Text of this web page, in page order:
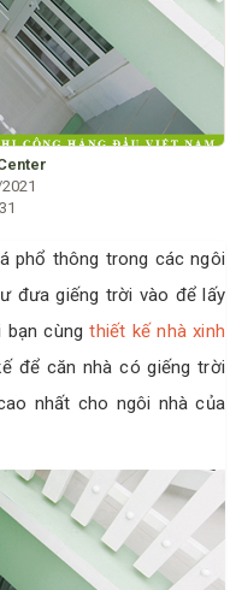
phổ thông trong các ngôi
đưa giếng trời vào để lấy
bạn cùngthiết kế nhà xinh
để căn nhà có giếng trời
nhất cho ngôi nhà của